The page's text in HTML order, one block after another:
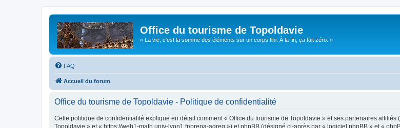
Office du tourisme de Topoldavie
« La vie, c'est la somme des éléments sur un corps fini. À la fin, ça fait zéro. »
FAQ
Accueil du forum
Office du tourisme de Topoldavie - Politique de confidentialité
Cette politique de confidentialité explique en détail comment « Office du tourisme de Topoldavie » et ses partenaires
Topoldavie » et « https://web1-math.univ-lyon1.fr/prepa-agreg ») et phpBB (désigné ci-après par « logiciel phpBB » et «